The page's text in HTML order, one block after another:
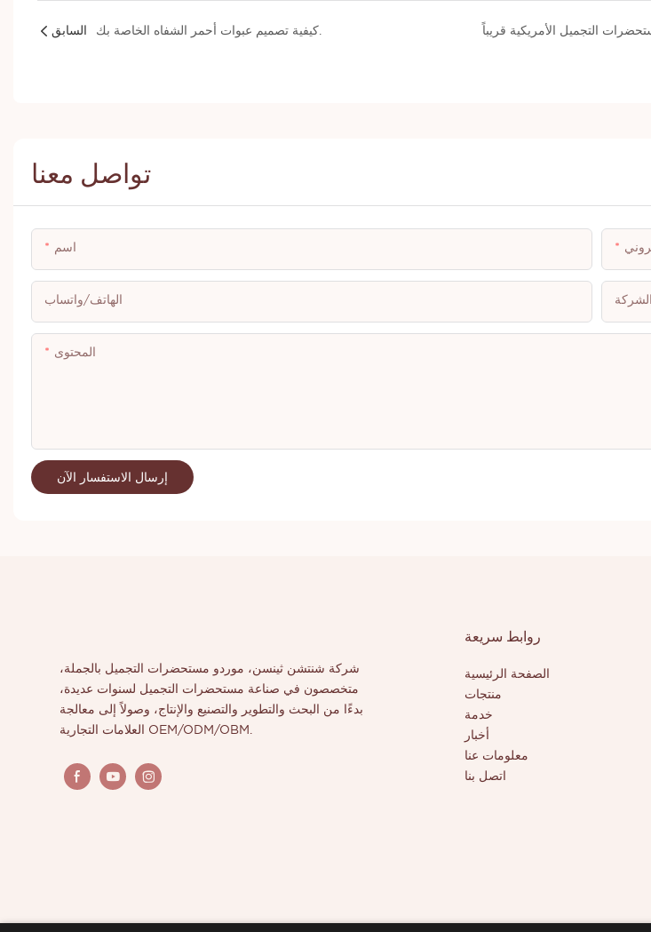
السابق التجميل الأمريكية قريباً
تواصل معنا
اسم
الهاتف/واتساب
المحتوى
إرسال الاستفسار الآن
شركة شنتشن ثينسن، موردو مستحضرات التجميل بالجملة،
متخصصون في صناعة مستحضرات التجميل لسنوات عديدة،
بدءًا من البحث والتطوير والتصنيع والإنتاج، وصولاً إلى معالجة
العلامات التجارية OEM/ODM/OBM.
روابط سريعة
الصفحة الرئيسية
منتجات
خدمة
أخبار
معلومات عنا
اتصل بنا